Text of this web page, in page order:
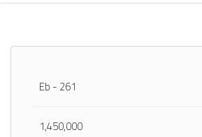
Eb - 261
1,450,000